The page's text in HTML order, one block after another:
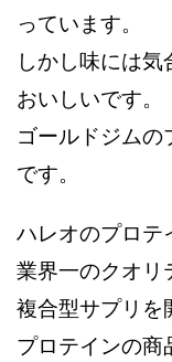
っています。
しかし味には
おいしいです。
ゴールドジムの
です。
ハレオのプロテ
業界一のクオリ
複合型サプリを
プロテインの商